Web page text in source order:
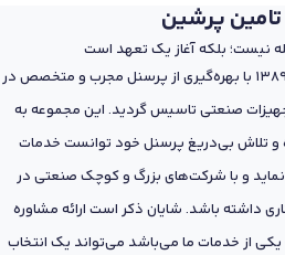
پرشین
نیست؛ بلکه آغاز یک تعهد است
شرکت پارس تامین پرشین در سال 1389 با بهره‌گیری از پرسنل مجرب و متخصص در
صنعتی تاسیس گردید. این مجموعه به
و تلاش بی‌دریغ پرسنل خود توانست خدمات
نماید و با شرکت‌های بزرگ و کوچک صنعتی در
باشد. شایان ذکر است ارائه مشاوره
از خدمات ما می‌باشد می‌تواند یک انتخاب